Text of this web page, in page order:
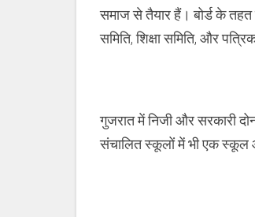
समाज से तैयार हैं। बोर्ड के तहत
समिति, शिक्षा समिति, और
गुजरात में निजी और सरकारी
संचालित स्कूलों में भी एक